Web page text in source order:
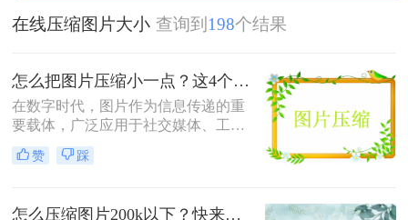
在线压缩图片大小 查询到 198个结果
怎么把图片压缩小一点？这4个方法都可以！赶紧试试！
在数字时代，图片作为信息传递的重
要载体，广泛应用于社交媒体、工作
文档、在线购物等多个领域。然而，
高清图片往往伴随着庞大的文件体
赞 踩
怎么压缩图片200k以下？快来试试这4种压缩方法!！